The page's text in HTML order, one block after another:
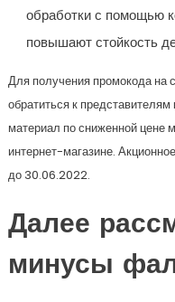
обработки с помощью
повышают стойкость
Для получения промокода на
обратиться к
материал по сниженной
интернет-магазине.
до 30.06.2022.
Далее
минусы